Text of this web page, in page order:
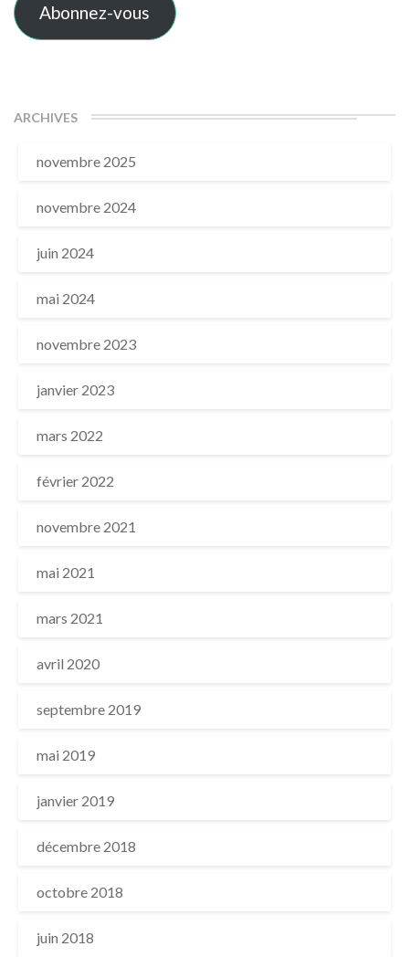
Abonnez-vous
ARCHIVES
novembre 2025
novembre 2024
juin 2024
mai 2024
novembre 2023
janvier 2023
mars 2022
février 2022
novembre 2021
mai 2021
mars 2021
avril 2020
septembre 2019
mai 2019
janvier 2019
décembre 2018
octobre 2018
juin 2018